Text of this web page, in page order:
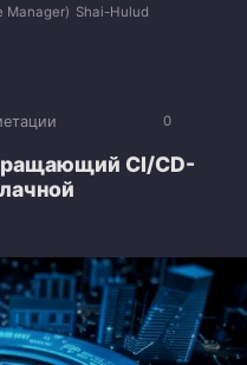
Manager) Shai-Hulud
0
CI/CD-